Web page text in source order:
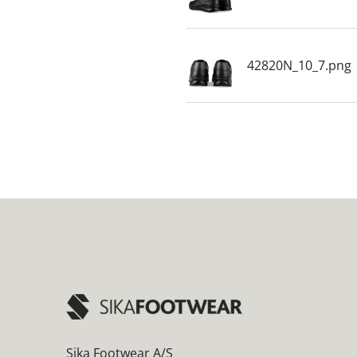
42820N_10_7.png
Sika Footwear A/S